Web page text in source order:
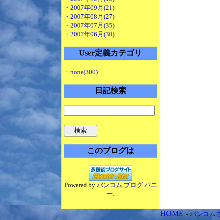
・2007年09月(21)
・2007年08月(27)
・2007年07月(35)
・2007年06月(30)
User定義カテゴリ
・none(300)
日記検索
このブログは
Powered by バンコム ブログ バニ
ー.
HOME-バンコム